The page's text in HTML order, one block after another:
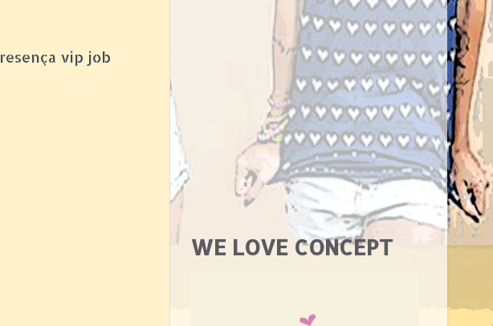
vip job
WE LOVE CONCEPT